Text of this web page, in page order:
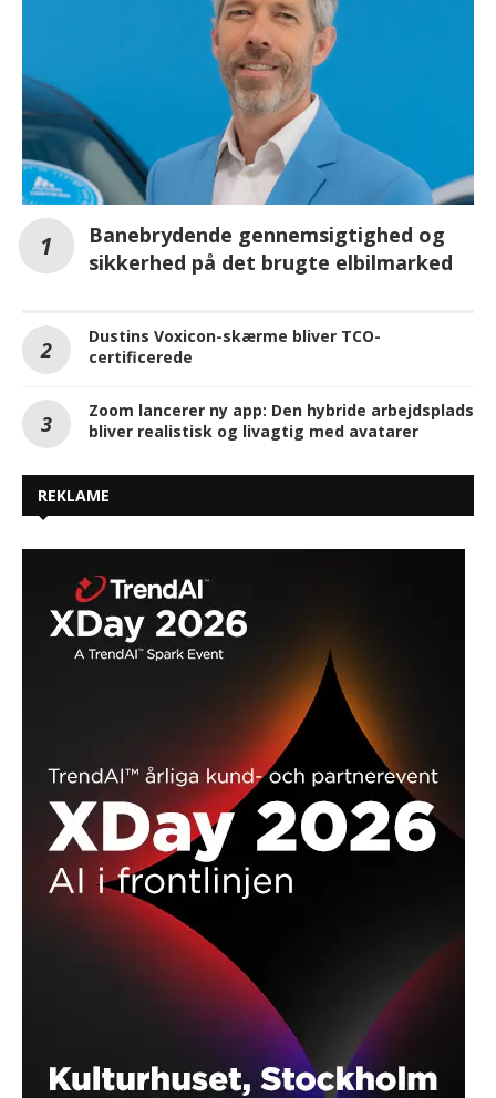
Banebrydende gennemsigtighed og
sikkerhed på det brugte elbilmarked
Dustins Voxicon-skærme bliver TCO-
certificerede
Zoom lancerer ny app: Den hybride arbejdsplads
bliver realistisk og livagtig med avatarer
REKLAME